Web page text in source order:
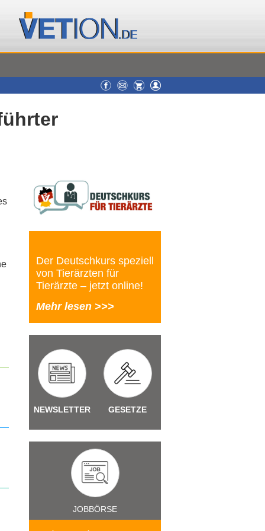
Der Deutschkurs speziell
von Tierärzten für
Tierärzte – jetzt online!
Mehr lesen >>>
NEWSLETTER GESETZE
JOBBÖRSE